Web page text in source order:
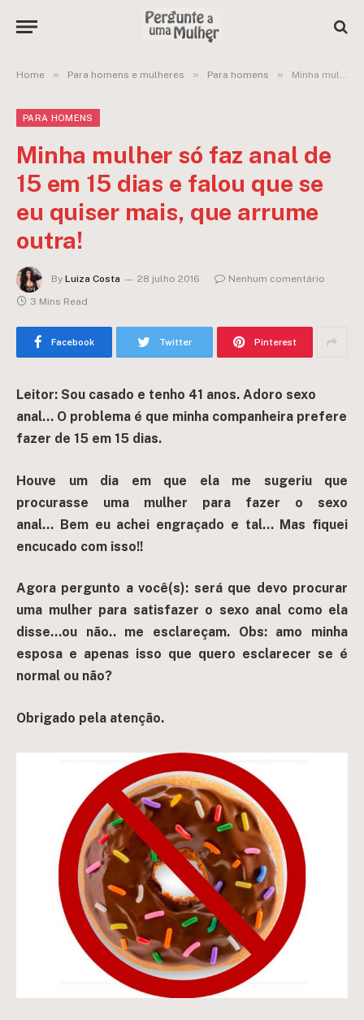
Home » Para homens e mulheres » Para homens » Minha mulher só faz anal de 15 em 15 dias e falou que se eu quiser mais, que arrume outra!
PARA HOMENS
Minha mulher só faz anal de
15 em 15 dias e falou que se
eu quiser mais, que arrume
outra!
By Luiza Costa 28 julho 2016
Nenhum comentário
3 Mins Read
Facebook Twitter Pinterest
Leitor: Sou casado e tenho 41 anos. Adoro sexo
anal… O problema é que minha companheira prefere
fazer de 15 em 15 dias.
Houve um dia em que ela me sugeriu que
procurasse uma mulher para fazer o sexo
anal… Bem eu achei engraçado e tal… Mas fiquei
encucado com isso!!
Agora pergunto a você(s): será que devo procurar
uma mulher para satisfazer o sexo anal como ela
disse…ou não.. me esclareçam. Obs: amo minha
esposa e apenas isso que quero esclarecer se é
normal ou não?
Obrigado pela atenção.